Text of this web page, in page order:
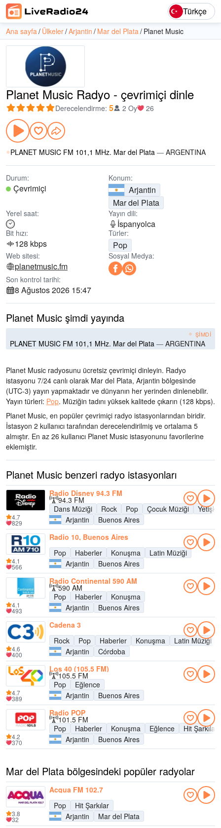
Türkçe
Ana sayfa Ülkeler Arjantin Mar del Plata Planet Music
Planet Music Radyo - çevrimiçi dinle
Derecelendirme: 5 2 Oy 26
PLANET MUSIC FM 101,1 MHz. Mar del Plata — ARGENTINA
Durum:
Çevrimiçi
Konum:
Arjantin
Mar del Plata
Yerel saat: Yayın dili:
İspanyolca
Bit hızı:
128 kbps
Türler:
Pop
Web sitesi:
planetmusic.fm
Sosyal Medya:
Son kontrol tarihi:
8 Ağustos 2026 15:47
Planet Music şimdi yayında
ŞIMDI
PLANET MUSIC FM 101,1 MHz. Mar del Plata — ARGENTINA
Planet Music radyosunu ücretsiz çevrimiçi dinleyin. Radyo
istasyonu 7/24 canlı olarak Mar del Plata, Arjantin bölgesinde
(UTC-3) yayın yapmaktadır ve dünyanın her yerinden dinlenebilir.
Yayın türleri: Pop. Müziğin tadını yüksek kalitede çıkarın (128 kbps).
Planet Music, en popüler çevrimiçi radyo istasyonlarından biridir.
İstasyon 2 kullanıcı tarafından derecelendirilmiş ve ortalama 5
almıştır. En az 26 kullanıcı Planet Music istasyonunu favorilerine
eklemiştir.
Planet Music benzeri radyo istasyonları
Radio Disney 94.3 FM
94.3 FM
Dans Müziği
Rock Pop Çocuk Müziği
Arjantin
Buenos Aires
4.7
829
Radio 10, Buenos Aires
Pop
Haberler Konuşma
Latin Müziği
Arjantin
Buenos Aires
4.1
566
Radio Continental 590 AM
590 AM
Pop
Haberler
Konuşma
Arjantin
Buenos Aires
4.1
493
Cadena 3
Rock
Pop Haberler Konuşma Latin Müziği
Arjantin
Córdoba
4.6
400
Los 40 (105.5 FM)
105.5 FM
Pop
Eğlence
Arjantin
Buenos Aires
4.7
389
Radio POP
101.5 FM
Pop
Haberler Konuşma Eğlence
Hit Şarkılar
Arjantin
Buenos Aires
4.2
370
Mar del Plata bölgesindeki popüler radyolar
Acqua FM 102.7
Pop
Hit Şarkılar
Arjantin
Mar del Plata
3.8
32